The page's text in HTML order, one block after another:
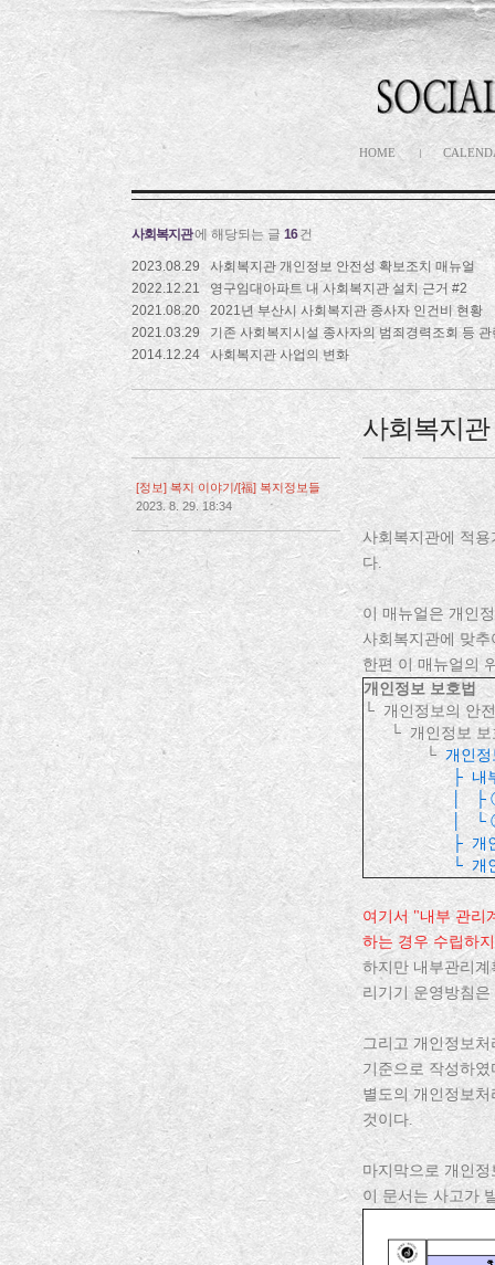
HOME
사회복지관에 해당되는 글 16 건
2023.08.29
사회복지관 개인정보 안전성 확보조치 매뉴얼
2022.12.21
영구임대아파트 내 사회복지관 설치 근거 #2
2021.08.20
2021년 부산시 사회복지관 종사자 인건비 현황
2021.03.29
기존 사회복지시설 종사자의 범죄경력조회 등 관
2014.12.24
사회복지관 사업의 변화
[정보] 복지 이야기/[福] 복지정보들
2023. 8. 29. 18:34
,
사회복지
사회복지관에 적
다.
이 매뉴얼은 개인
사회복지관에 맞
한편 이 매뉴얼의
개인정보 보호법
└ 개인정보의 안
└ 개인정보 보호
└ 개인
├ 내
│
├
│ └
├ 개인정보
└ 개인정보
여기서 "내부 관리
하는 경우 수립하
하지만 내부관리
리기기 운영방침
그리고 개인정보
기준으로 작성하였
별도의 개인정보
것이다.
마지막으로 개인
이 문서는 사고가